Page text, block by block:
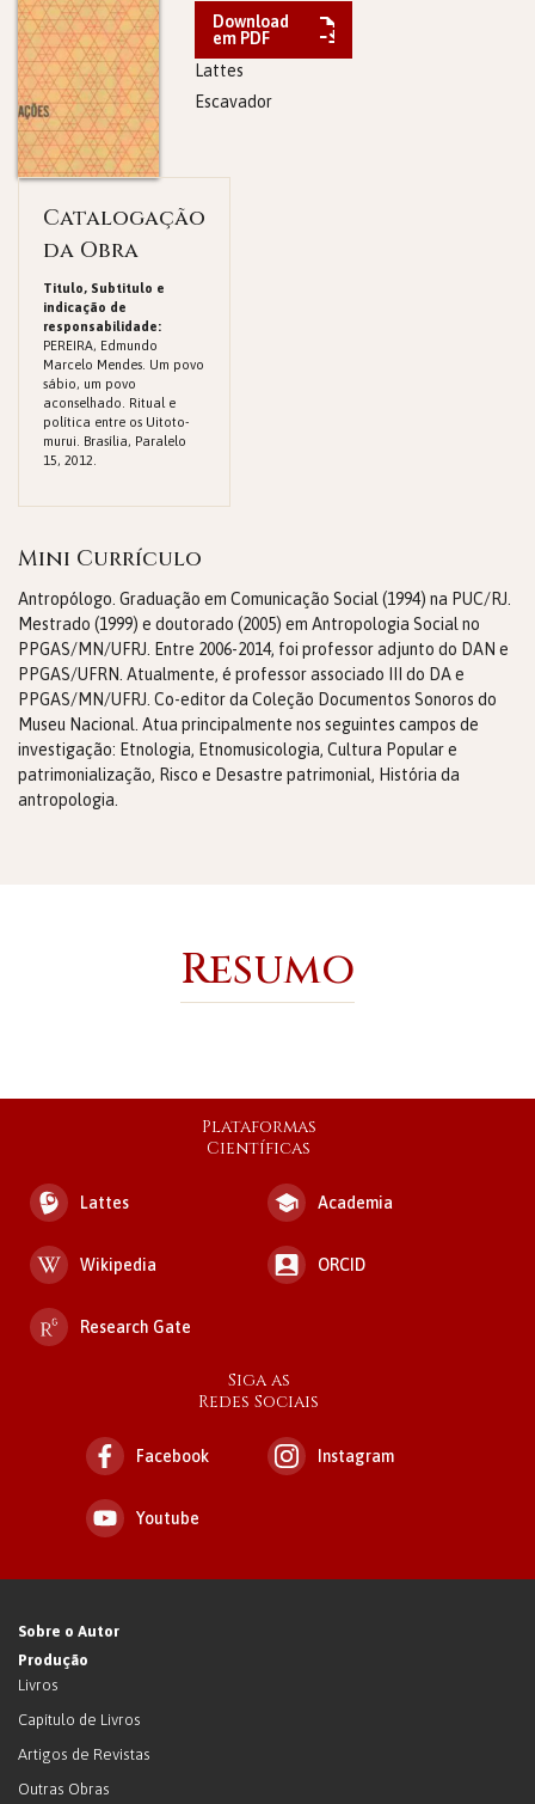
Download
em PDF
Lattes
Escavador
Catalogação
da Obra
Titulo, Subtitulo e
indicação de
responsabilidade:
PEREIRA, Edmundo
Marcelo Mendes. Um povo
sábio, um povo
aconselhado. Ritual e
política entre os Uitoto-
murui. Brasília, Paralelo
15, 2012.
Mini Currículo
Antropólogo. Graduação em Comunicação Social (1994) na PUC/RJ.
Mestrado (1999) e doutorado (2005) em Antropologia Social no
PPGAS/MN/UFRJ. Entre 2006-2014, foi professor adjunto do DAN e
PPGAS/UFRN. Atualmente, é professor associado III do DA e
PPGAS/MN/UFRJ. Co-editor da Coleção Documentos Sonoros do
Museu Nacional. Atua principalmente nos seguintes campos de
investigação: Etnologia, Etnomusicologia, Cultura Popular e
patrimonialização, Risco e Desastre patrimonial, História da
antropologia.
Resumo
Plataformas
Científicas
Lattes Academia
Wikipedia ORCID
Research Gate
Siga as
Redes Sociais
Facebook Instagram
Youtube
Sobre o Autor
Produção
Livros
Capítulo de Livros
Artigos de Revistas
Outras Obras